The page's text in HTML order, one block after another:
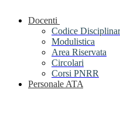
Docenti
Codice
Modulistica
Area Riservata
Circolari
Corsi PNRR
Personale ATA